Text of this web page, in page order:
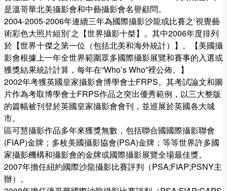
是溫哥華北美攝影會和中藝攝影會名譽顧問。
2004-2005-2006年連續三年為國際攝影沙龍或比賽之‘視覺藝
術彩色大照片組別’之【世界攝影十桀】。其中2006年度排列
於【世界十傑之第一位（包括北美和海外統計）】。【美國攝
影會根據上一年全世界範圍眾多國際攝影展覽和賽事的入選或
獲獎結果統計計算，每年在“Who’s Who”裡公佈。】
2002年考獲英國皇家攝影會博學會士FRPS。其考試論文和圖
片作為考取博學會士FRPS作品之突出優秀範例，以三大整版
的篇幅被刊登於英國皇家攝影會會刊，並巡展於英國各大城
市。
區可慧攝影作品多年來獲獎無數，包括聯合國國際攝影聯會
(FIAP)金牌；多枚美國攝影協會(PSA)金牌；等等世界許多國
家攝影機構和攝影會的金牌或國際攝影展覽全場最佳獎。
2007年擔任紐約國際沙龍攝影比賽評判（PSA;FIAP;PSNY主
辦）。